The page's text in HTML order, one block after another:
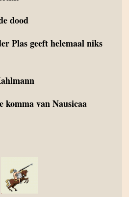
dood
Plas geeft helemaal niks
komma van Nausicaa